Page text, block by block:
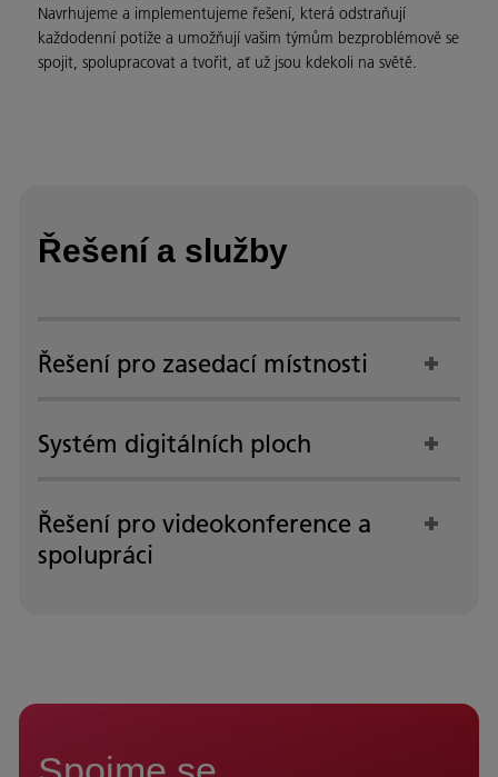
Navrhujeme a implementujeme řešení, která odstraňují
každodenní potíže a umožňují vašim týmům bezproblémově se
spojit, spolupracovat a tvořit, ať už jsou kdekoli na světě.
Řešení a služby
Řešení pro zasedací místnosti
Systém digitálních ploch
Řešení pro videokonference a
spolupráci